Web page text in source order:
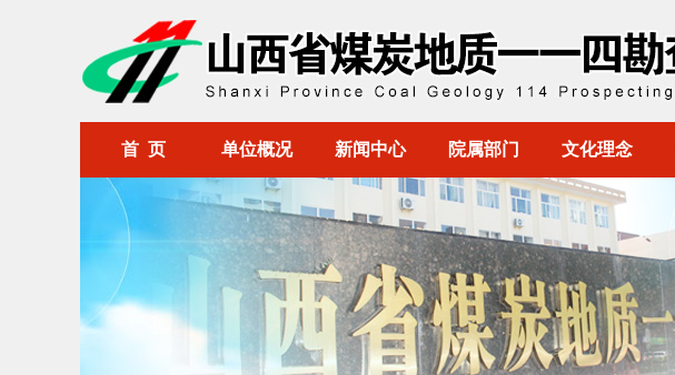
首 页 单位概况 新闻中心 院属部门 文化理念